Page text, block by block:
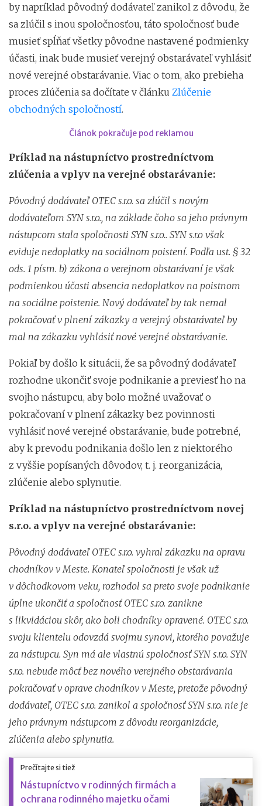
by napríklad pôvodný dodávateľ zanikol z dôvodu, že
sa zlúčil s inou spoločnosťou, táto spoločnosť bude
musieť spĺňať všetky pôvodne nastavené podmienky
účasti, inak bude musieť verejný obstarávateľ vyhlásiť
nové verejné obstarávanie. Viac o tom, ako prebieha
proces zlúčenia sa dočítate v článku Zlúčenie
obchodných spoločností.
Článok pokračuje pod reklamou
Príklad na nástupníctvo prostredníctvom
zlúčenia a vplyv na verejné obstarávanie:
Pôvodný dodávateľ OTEC s.r.o. sa zlúčil s novým
dodávateľom SYN s.r.o., na základe čoho sa jeho právnym
nástupcom stala spoločnosti SYN s.r.o.. SYN s.r.o však
eviduje nedoplatky na sociálnom poistení. Podľa ust. § 32
ods. 1 písm. b) zákona o verejnom obstarávaní je však
podmienkou účasti absencia nedoplatkov na poistnom
na sociálne poistenie. Nový dodávateľ by tak nemal
pokračovať v plnení zákazky a verejný obstarávateľ by
mal na zákazku vyhlásiť nové verejné obstarávanie.
Pokiaľ by došlo k situácii, že sa pôvodný dodávateľ
rozhodne ukončiť svoje podnikanie a previesť ho na
svojho nástupcu, aby bolo možné uvažovať o
pokračovaní v plnení zákazky bez povinnosti
vyhlásiť nové verejné obstarávanie, bude potrebné,
aby k prevodu podnikania došlo len z niektorého
z vyššie popísaných dôvodov, t. j. reorganizácia,
zlúčenie alebo splynutie.
Príklad na nástupníctvo prostredníctvom novej
s.r.o. a vplyv na verejné obstarávanie:
Pôvodný dodávateľ OTEC s.r.o. vyhral zákazku na opravu
chodníkov v Meste. Konateľ spoločnosti je však už
v dôchodkovom veku, rozhodol sa preto svoje podnikanie
úplne ukončiť a spoločnosť OTEC s.r.o. zanikne
s likvidáciou skôr, ako boli chodníky opravené. OTEC s.r.o.
svoju klientelu odovzdá svojmu synovi, ktorého považuje
za nástupcu. Syn má ale vlastnú spoločnosť SYN s.r.o. SYN
s.r.o. nebude môcť bez nového verejného obstarávania
pokračovať v oprave chodníkov v Meste, pretože pôvodný
dodávateľ, OTEC s.r.o. zanikol a spoločnosť SYN s.r.o. nie je
jeho právnym nástupcom z dôvodu reorganizácie,
zlúčenia alebo splynutia.
Prečítajte si tiež
Nástupníctvo v rodinných firmách a
ochrana rodinného majetku očami